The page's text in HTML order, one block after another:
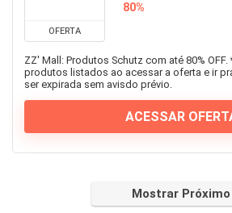
OFERTA
80%
ZZ' Mall: Produtos Schutz com até 80%
produtos listados ao acessar a oferta e ir
ser expirada sem avisdo prévio.
ACESSAR
Mostrar Próximo